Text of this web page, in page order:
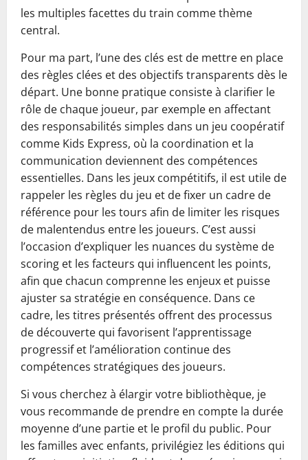
les multiples facettes du train comme thème
central.
Pour ma part, l’une des clés est de mettre en place
des règles clées et des objectifs transparents dès le
départ. Une bonne pratique consiste à clarifier le
rôle de chaque joueur, par exemple en affectant
des responsabilités simples dans un jeu coopératif
comme Kids Express, où la coordination et la
communication deviennent des compétences
essentielles. Dans les jeux compétitifs, il est utile de
rappeler les règles du jeu et de fixer un cadre de
référence pour les tours afin de limiter les risques
de malentendus entre les joueurs. C’est aussi
l’occasion d’expliquer les nuances du système de
scoring et les facteurs qui influencent les points,
afin que chacun comprenne les enjeux et puisse
ajuster sa stratégie en conséquence. Dans ce
cadre, les titres présentés offrent des processus
de découverte qui favorisent l’apprentissage
progressif et l’amélioration continue des
compétences stratégiques des joueurs.
Si vous cherchez à élargir votre bibliothèque, je
vous recommande de prendre en compte la durée
moyenne d’une partie et le profil du public. Pour
les familles avec enfants, privilégiez les éditions qui